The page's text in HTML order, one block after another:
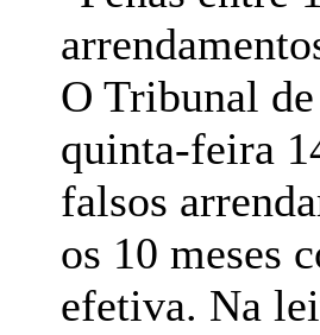
O Tribunal
quinta-feira
falsos
os 10 meses
efetiva. Na